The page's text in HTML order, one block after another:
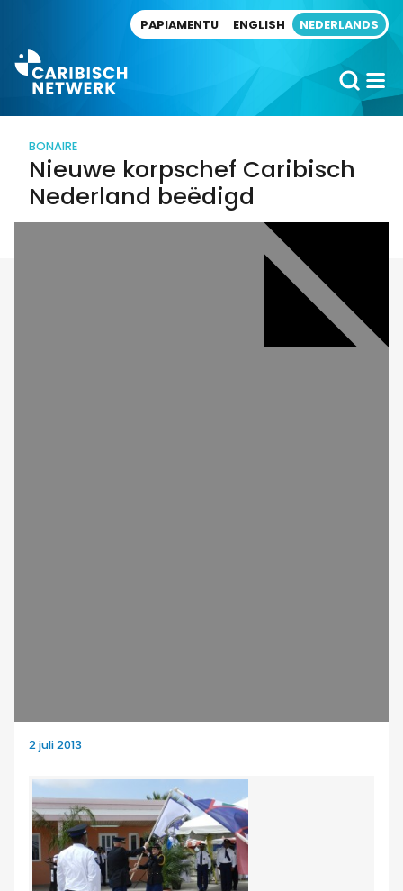
PAPIAMENTU ENGLISH NEDERLANDS
BONAIRE
Nieuwe korpschef Caribisch
Nederland beëdigd
2 juli 2013